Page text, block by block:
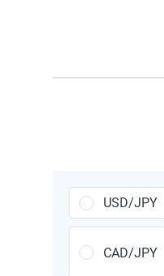
GBP/
AUD/JPY
USD/JPY
CAD/JPY